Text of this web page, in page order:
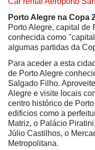
Porto Alegre na Copa
Porto Alegre, capital de
conhecida como
algumas partidas da
Para aceder a esta
de Porto Alegre
Salgado Filho.
Alegre e visite locais
centro histórico de
edificios como a
Matriz, o Palácio
Júlio Castilhos, o
Metropolitana.